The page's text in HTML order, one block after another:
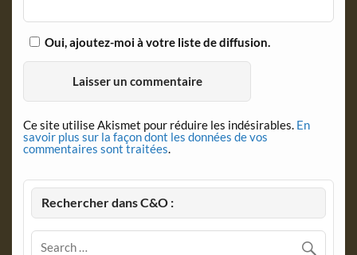
Oui, ajoutez-moi à votre liste de diffusion.
Ce site utilise Akismet pour réduire les indésirables. En
savoir plus sur la façon dont les données de vos
commentaires sont traitées.
Rechercher dans C&O :